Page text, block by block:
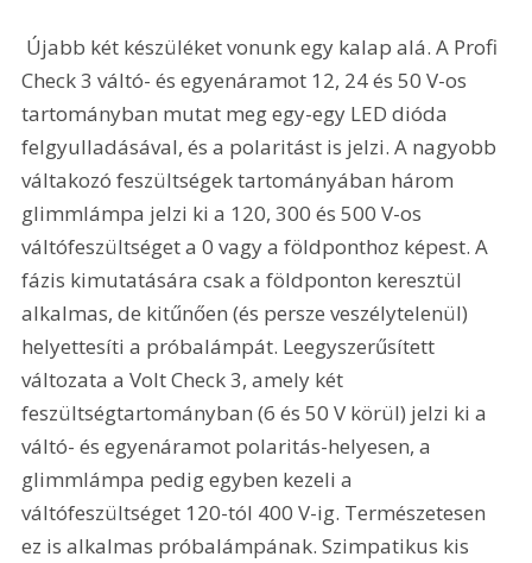
Check 3 váltó- és egyenáramot 12, 24 és 50 V-os
tartományban mutat meg egy-egy LED dióda
felgyulladásával, és a polaritást is jelzi. A nagyobb
váltakozó feszültségek tartományában három
glimmlámpa jelzi ki a 120, 300 és 500 V-os
váltófeszültséget a 0 vagy a földponthoz képest. A
fázis kimutatására csak a földponton keresztül
alkalmas, de kitűnően (és persze veszélytelenül)
helyettesíti a próbalámpát. Leegyszerűsített
változata a Volt Check 3, amely két
feszültségtartományban (6 és 50 V körül) jelzi ki a
váltó- és egyenáramot polaritás-helyesen, a
glimmlámpa pedig egyben kezeli a
váltófeszültséget 120-tól 400 V-ig. Természetesen
ez is alkalmas próbalámpának. Szimpatikus kis